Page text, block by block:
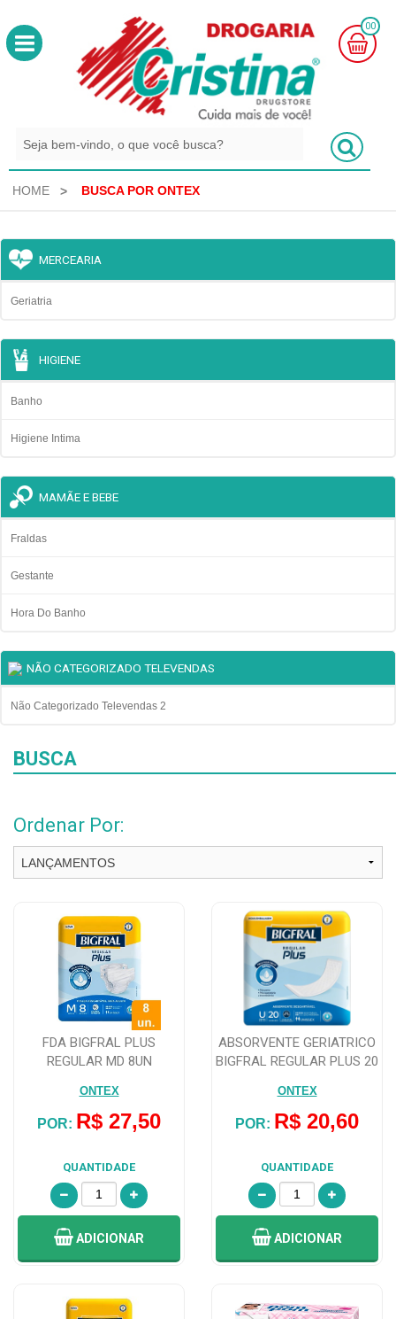
00
HOME BUSCA POR ONTEX
MERCEARIA
Geriatria
HIGIENE
Banho
Higiene Intima
MAMÃE E BEBE
Fraldas
Gestante
Hora Do Banho
NÃO CATEGORIZADO TELEVENDAS
Não Categorizado Televendas 2
BUSCA
Ordenar Por:
FDA BIGFRAL PLUS
REGULAR MD 8UN
ONTEX
POR: R$ 27,50
QUANTIDADE
ADICIONAR
ABSORVENTE GERIATRICO
BIGFRAL REGULAR PLUS 20
ONTEX
POR: R$ 20,60
QUANTIDADE
ADICIONAR